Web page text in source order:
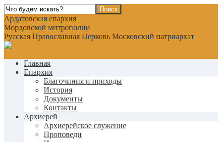
Ардатовская епархия
Мордовской митрополии
Русская Православная Церковь Московский патриархат
Главная
Епархия
Благочиния и приходы
История
Документы
Контакты
Архиерей
Архиерейское служение
Проповеди